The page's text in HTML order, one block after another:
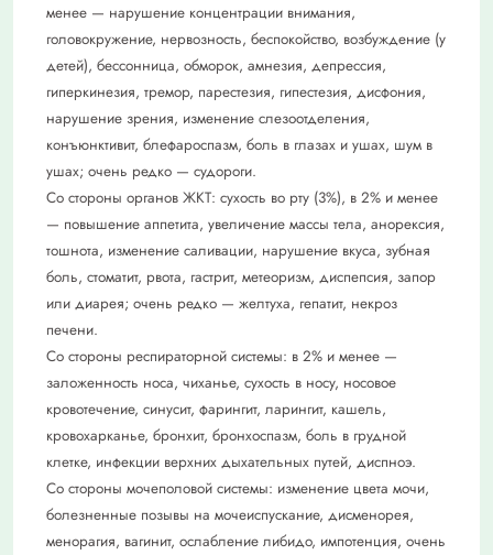
менее — нарушение концентрации внимания,
головокружение, нервозность, беспокойство, возбуждение (у
детей), бессонница, обморок, амнезия, депрессия,
гиперкинезия, тремор, парестезия, гипестезия, дисфония,
нарушение зрения, изменение слезоотделения,
конъюнктивит, блефароспазм, боль в глазах и ушах, шум в
ушах; очень редко — судороги.
Со стороны органов ЖКТ: сухость во рту (3%), в 2% и менее
— повышение аппетита, увеличение массы тела, анорексия,
тошнота, изменение саливации, нарушение вкуса, зубная
боль, стоматит, рвота, гастрит, метеоризм, диспепсия, запор
или диарея; очень редко — желтуха, гепатит, некроз
печени.
Со стороны респираторной системы: в 2% и менее —
заложенность носа, чиханье, сухость в носу, носовое
кровотечение, синусит, фарингит, ларингит, кашель,
кровохарканье, бронхит, бронхоспазм, боль в грудной
клетке, инфекции верхних дыхательных путей, диспноэ.
Со стороны мочеполовой системы: изменение цвета мочи,
болезненные позывы на мочеиспускание, дисменорея,
менорагия, вагинит, ослабление либидо, импотенция, очень